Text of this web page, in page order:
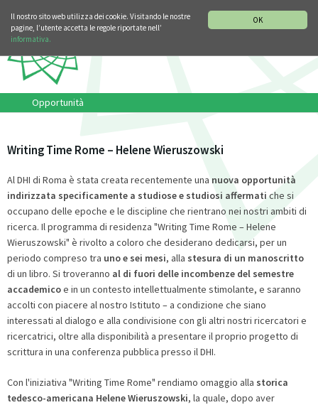
OK
Il nostro sito web utilizza dei cookie. Visitando le nostre
pagine, l’utente accetta le regole riportate nell’
informativa.
Opportunità
Writing Time Rome – Helene Wieruszowski
Al DHI di Roma è stata creata recentemente una nuova opportunità
indirizzata specificamente a studiose e studiosi affermati che si
occupano delle epoche e le discipline che rientrano nei nostri ambiti di
ricerca. Il programma di residenza "Writing Time Rome – Helene
Wieruszowski" è rivolto a coloro che desiderano dedicarsi, per un
periodo compreso tra uno e sei mesi, alla stesura di un manoscritto
di un libro. Si troveranno al di fuori delle incombenze del semestre
accademicoe in un contesto intellettualmente stimolante, e saranno
accolti con piacere al nostro Istituto – a condizione che siano
interessati al dialogo e alla condivisione con gli altri nostri ricercatori e
ricercatrici, oltre alla disponibilità a presentare il proprio progetto di
scrittura in una conferenza pubblica presso il DHI.
Con l'iniziativa "Writing Time Rome" rendiamo omaggio alla storica
tedesco-americana Helene Wieruszowski, la quale, dopo aver